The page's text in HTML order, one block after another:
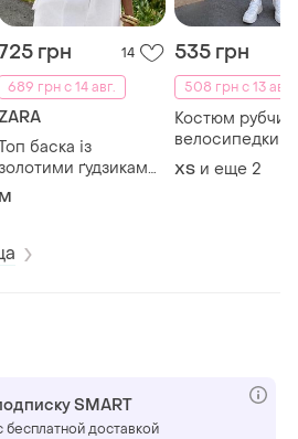
грн
14
689 грн с 14 авг.
баска із
ґудзиками
zara
M
535 грн
508 грн с 13 авг.
Костюм рубчик
велосипедки
з рванками беж/
сірий/ білий
ХS и еще 2
SMART
бесплатной доставкой